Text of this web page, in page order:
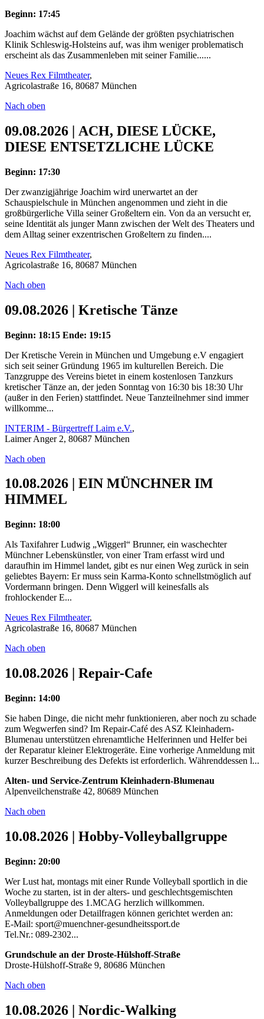
Beginn: 17:45
Joachim wächst auf dem Gelände der größten psychiatrischen
Klinik Schleswig-Holsteins auf, was ihm weniger problematisch
erscheint als das Zusammenleben mit seiner Familie......
Neues Rex Filmtheater,
Agricolastraße 16, 80687 München
Nach oben
09.08.2026 | ACH, DIESE LÜCKE,
DIESE ENTSETZLICHE LÜCKE
Beginn: 17:30
Der zwanzigjährige Joachim wird unerwartet an der
Schauspielschule in München angenommen und zieht in die
großbürgerliche Villa seiner Großeltern ein. Von da an versucht er,
seine Identität als junger Mann zwischen der Welt des Theaters und
dem Alltag seiner exzentrischen Großeltern zu finden....
Neues Rex Filmtheater,
Agricolastraße 16, 80687 München
Nach oben
09.08.2026 | Kretische Tänze
Beginn: 18:15 Ende: 19:15
Der Kretische Verein in München und Umgebung e.V engagiert
sich seit seiner Gründung 1965 im kulturellen Bereich. Die
Tanzgruppe des Vereins bietet in einem kostenlosen Tanzkurs
kretischer Tänze an, der jeden Sonntag von 16:30 bis 18:30 Uhr
(außer in den Ferien) stattfindet. Neue Tanzteilnehmer sind immer
willkomme...
INTERIM - Bürgertreff Laim e.V.,
Laimer Anger 2, 80687 München
Nach oben
10.08.2026 | EIN MÜNCHNER IM
HIMMEL
Beginn: 18:00
Als Taxifahrer Ludwig „Wiggerl“ Brunner, ein waschechter
Münchner Lebenskünstler, von einer Tram erfasst wird und
daraufhin im Himmel landet, gibt es nur einen Weg zurück in sein
geliebtes Bayern: Er muss sein Karma-Konto schnellstmöglich auf
Vordermann bringen. Denn Wiggerl will keinesfalls als
frohlockender E...
Neues Rex Filmtheater,
Agricolastraße 16, 80687 München
Nach oben
10.08.2026 | Repair-Cafe
Beginn: 14:00
Sie haben Dinge, die nicht mehr funktionieren, aber noch zu schade
zum Wegwerfen sind? Im Repair-Café des ASZ Kleinhadern-
Blumenau unterstützen ehrenamtliche Helferinnen und Helfer bei
der Reparatur kleiner Elektrogeräte. Eine vorherige Anmeldung mit
kurzer Beschreibung des Defekts ist erforderlich. Währenddessen l...
Alten- und Service-Zentrum Kleinhadern-Blumenau
Alpenveilchenstraße 42, 80689 München
Nach oben
10.08.2026 | Hobby-Volleyballgruppe
Beginn: 20:00
Wer Lust hat, montags mit einer Runde Volleyball sportlich in die
Woche zu starten, ist in der alters- und geschlechtsgemischten
Volleyballgruppe des 1.MCAG herzlich willkommen.
Anmeldungen oder Detailfragen können gerichtet werden an:
E-Mail: sport@muenchner-gesundheitssport.de
Tel.Nr.: 089-2302...
Grundschule an der Droste-Hülshoff-Straße
Droste-Hülshoff-Straße 9, 80686 München
Nach oben
10.08.2026 | Nordic-Walking